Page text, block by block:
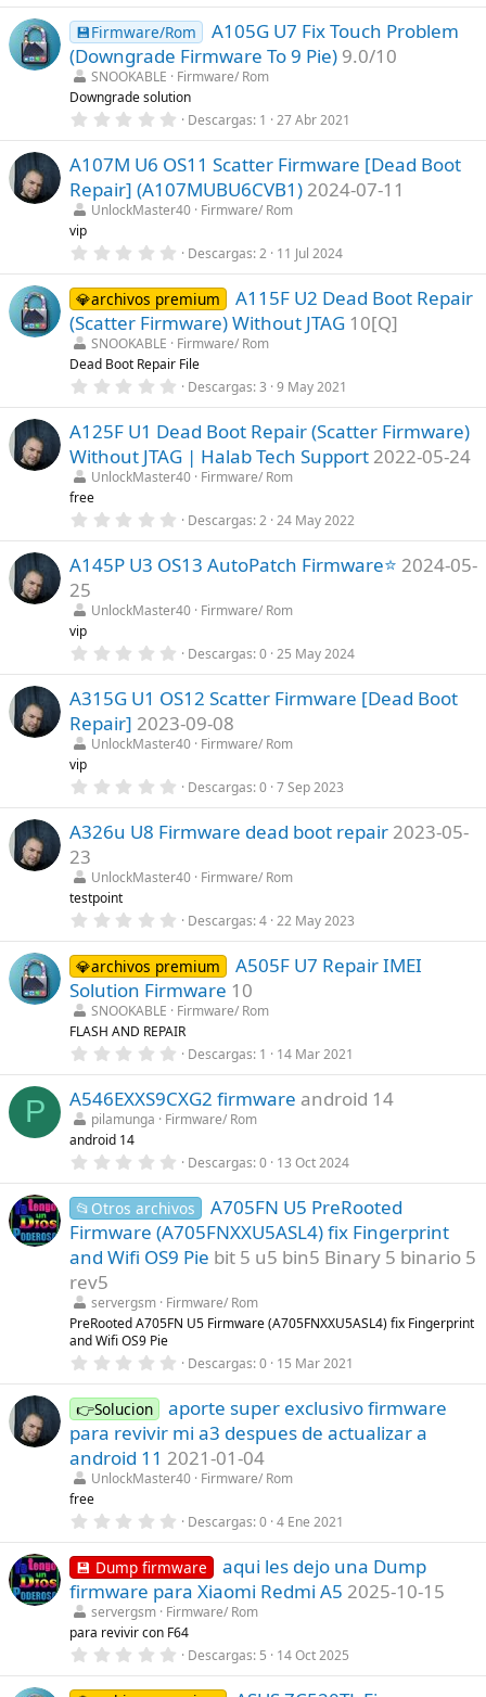
l
l
a
s
)
0
0
e
s
t
r
e
l
(
s
)
💾Firmware/Rom
A105G U7 Fix Touch Problem
(Downgrade Firmware To 9 Pie) 9.0/10
SNOOKABLE
Firmware/ Rom
Downgrade solution
0
0
0
e
s
t
l
a
(
s
)
Descargas 1 27 Abr 2021
A107M U6 OS11 Scatter Firmware [Dead Boot
Repair] (A107MUBU6CVB1) 2024-07-11
UnlockMaster40 Firmware/ Rom
vip
0
0
0
e
s
t
r
e
l
(
s
)
Descargas 2 11 Jul 2024
💎archivos premium
A115F U2 Dead Boot Repair
(Scatter Firmware) Without JTAG 10[Q]
SNOOKABLE
Firmware/ Rom
Dead Boot Repair File
0
0
0
e
s
t
l
(
Descargas 3 9 May 2021
A125F U1 Dead Boot Repair (Scatter Firmware)
Without JTAG | Halab Tech Support 2022-05-24
UnlockMaster40 Firmware/ Rom
free
0
0
0
e
t
l
(
s
)
Descargas 2 24 May 2022
A145P U3 OS13 AutoPatch Firmware⭐ 2024-05-
25
UnlockMaster40 Firmware/ Rom
vip
0
0
0
e
s
t
l
(
Descargas 0 25 May 2024
A315G U1 OS12 Scatter Firmware [Dead Boot
Repair] 2023-09-08
UnlockMaster40 Firmware/ Rom
vip
0
0
0
e
t
l
a
(
s
)
Descargas 0 7 Sep 2023
A326u U8 Firmware dead boot repair 2023-05-
23
UnlockMaster40 Firmware/ Rom
testpoint
0
0
0
e
s
t
r
e
l
(
s
)
Descargas 4 22 May 2023
💎archivos premium
A505F U7 Repair IMEI
Solution Firmware 10
SNOOKABLE
Firmware/ Rom
FLASH AND REPAIR
0
0
0
e
s
r
l
l
a
(
s
)
Descargas 1 14 Mar 2021
P A546EXXS9CXG2 firmware android 14
pilamunga
Firmware/ Rom
android 14
0
0
0
e
s
t
r
l
l
a
s
Descargas 0 13 Oct 2024
📂Otros archivos
A705FN U5 PreRooted
Firmware (A705FNXXU5ASL4) fix Fingerprint
and Wifi OS9 Pie bit 5 u5 bin5 Binary 5 binario 5
rev5
servergsm Firmware/ Rom
PreRooted A705FN U5 Firmware (A705FNXXU5ASL4) fix Fingerprint
and Wifi OS9 Pie
0
0
0
e
s
t
r
e
a
(
s
)
Descargas 0 15 Mar 2021
👉Solucion
aporte super exclusivo firmware
para revivir mi a3 despues de actualizar a
android 11 2021-01-04
UnlockMaster40 Firmware/ Rom
free
0
0
0
e
s
t
r
e
l
a
Descargas 0 4 Ene 2021
💾 Dump firmware
aqui les dejo una Dump
firmware para Xiaomi Redmi A5 2025-10-15
servergsm Firmware/ Rom
para revivir con F64
0
0
Descargas 5 14 Oct 2025